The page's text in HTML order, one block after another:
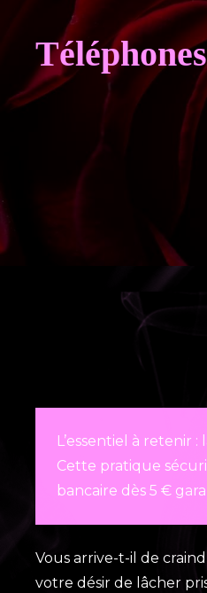
contenu
L’essentiel à
Cette pratique
bancaire dès 5 €
Vous arrive-t-il de
votre désir de lâcher